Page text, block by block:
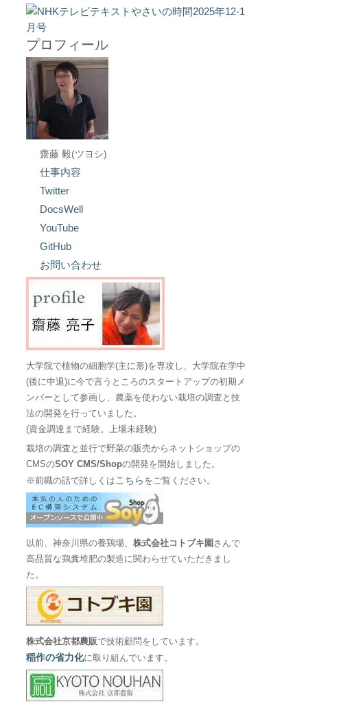
プロフィール
齋藤 毅(ツヨシ)
仕事内容
Twitter
DocsWell
YouTube
GitHub
お問い合わせ
大学院で植物の細胞学(主に形)を専攻し、大学院在学中
(後に中退)に今で言うところのスタートアップの初期メ
ンバーとして参画し、農薬を使わない栽培の調査と技
法の開発を行っていました。
(資金調達まで経験。上場未経験)
栽培の調査と並行で野菜の販売からネットショップの
CMSのSOY CMS/Shopの開発を開始しました。
※前職の話で詳しくは こちら をご覧ください。
以前、神奈川県の養鶏場、株式会社コトブキ園 さんで
高品質な鶏糞堆肥の製造に関わらせていただきまし
た。
株式会社京都農販で技術顧問をしています。
稲作の省力化に取り組んでいます。